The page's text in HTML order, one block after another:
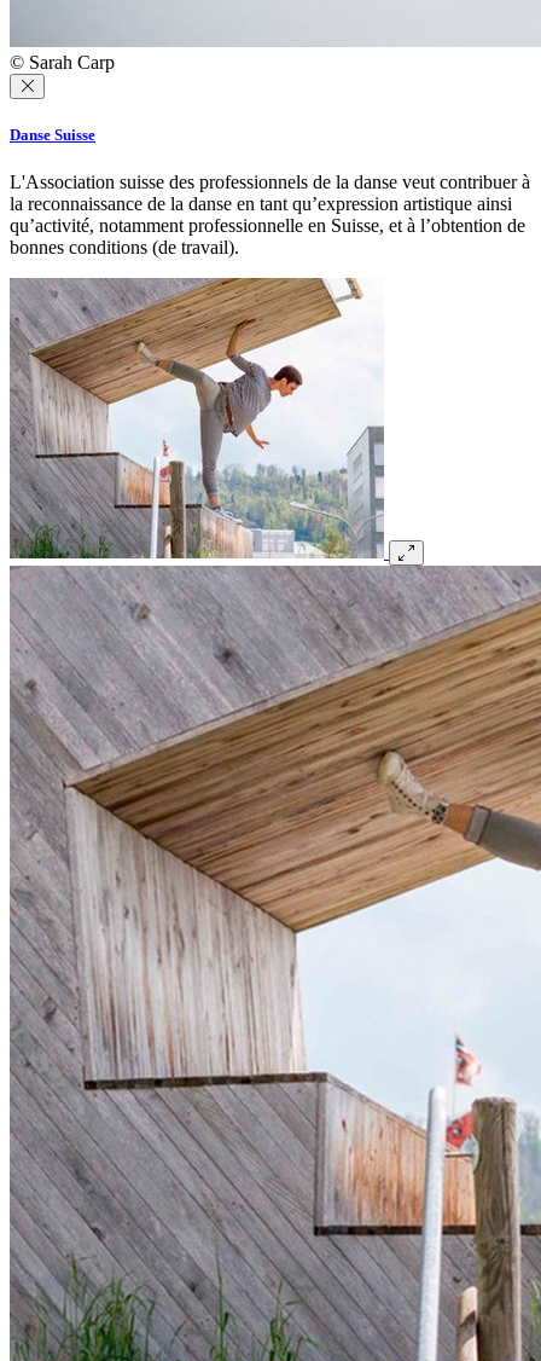
© Sarah Carp
Danse Suisse
L'Association suisse des professionnels de la danse veut contribuer à
la reconnaissance de la danse en tant qu’expression artistique ainsi
qu’activité, notamment professionnelle en Suisse, et à l’obtention de
bonnes conditions (de travail).